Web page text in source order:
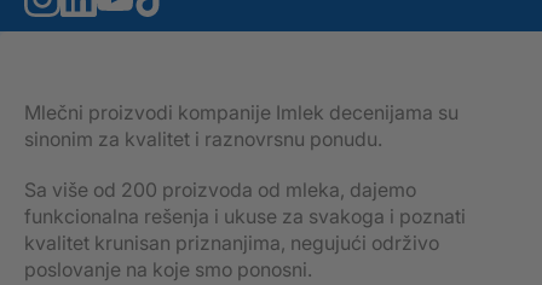
Mlečni proizvodi kompanije Imlek decenijama su
sinonim za kvalitet i raznovrsnu ponudu.
Sa više od 200 proizvoda od mleka, dajemo
funkcionalna rešenja i ukuse za svakoga i poznati
kvalitet krunisan priznanjima, negujući održivo
poslovanje na koje smo ponosni.